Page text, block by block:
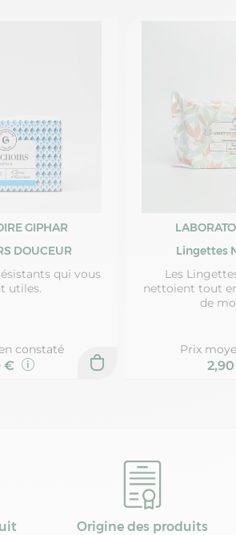
GIPHAR
DOUCEUR
qui vous
utiles.
constaté
€
Lingettes
Les
nettoient tout
de
Prix
Origine des produits